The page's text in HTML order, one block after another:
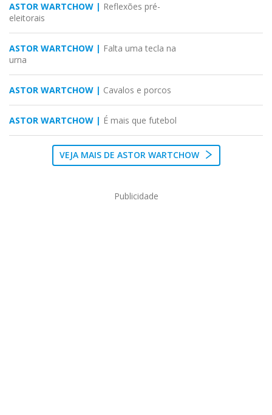
ASTOR WARTCHOW | Reflexões pré-
eleitorais
ASTOR WARTCHOW | Falta uma tecla na
urna
ASTOR WARTCHOW | Cavalos e porcos
ASTOR WARTCHOW | É mais que futebol
VEJA MAIS DE ASTOR WARTCHOW
Publicidade